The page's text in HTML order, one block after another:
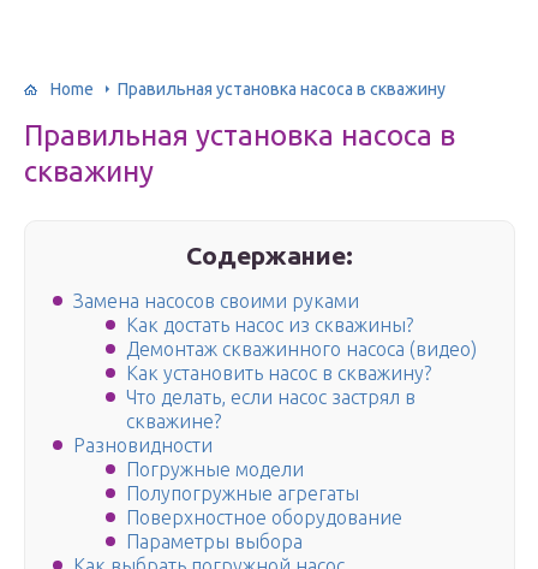
Home Правильная установка насоса в скважину
Правильная установка насоса в
скважину
Содержание:
Замена насосов своими руками
Как достать насос из скважины?
Демонтаж скважинного насоса (видео)
Как установить насос в скважину?
Что делать, если насос застрял в
скважине?
Разновидности
Погружные модели
Полупогружные агрегаты
Поверхностное оборудование
Параметры выбора